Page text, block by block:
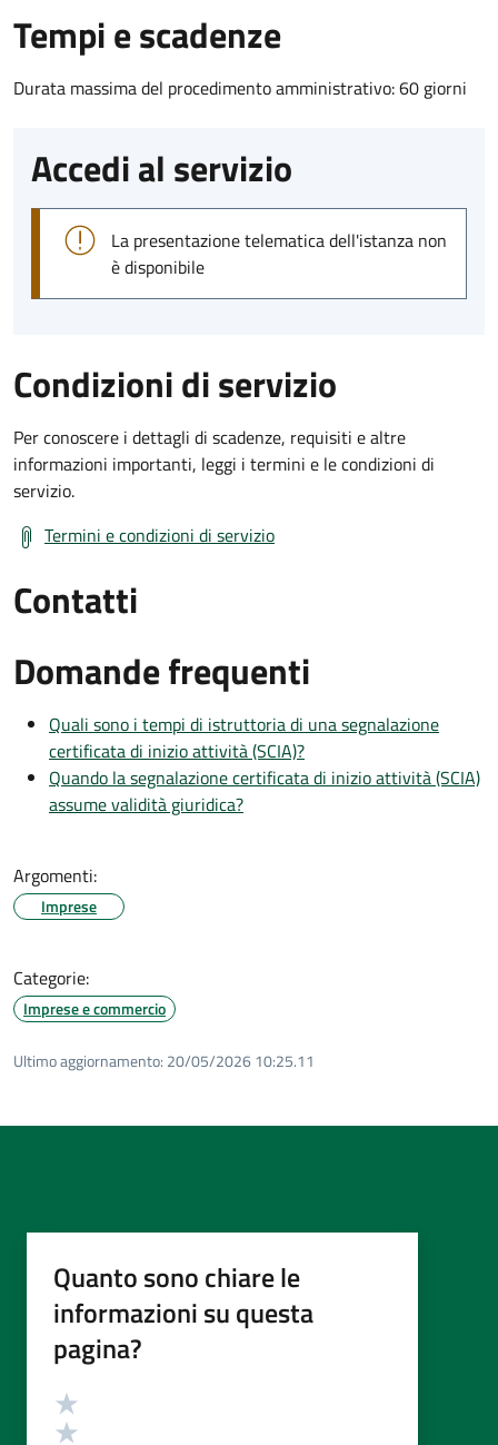
Tempi e scadenze
Durata massima del procedimento amministrativo: 60 giorni
Accedi al servizio
La presentazione telematica dell'istanza non
è disponibile
Condizioni di servizio
Per conoscere i dettagli di scadenze, requisiti e altre
informazioni importanti, leggi i termini e le condizioni di
servizio.
Termini e condizioni di servizio
Contatti
Domande frequenti
Quali sono i tempi di istruttoria di una segnalazione
certificata di inizio attività (SCIA)?
Quando la segnalazione certificata di inizio attività (SCIA)
assume validità giuridica?
Argomenti:
Imprese
Categorie:
Imprese e commercio
Ultimo aggiornamento: 20/05/2026 10:25.11
Quanto sono chiare le
informazioni su questa
pagina?
Valutazione